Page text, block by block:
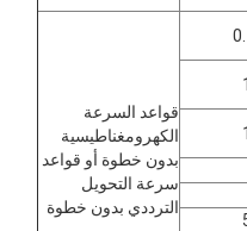
قواعد السرعة
الكهرومغناطيسية
بدون خطوة أو قواعد
سرعة التحويل
الترددي بدون خطوة